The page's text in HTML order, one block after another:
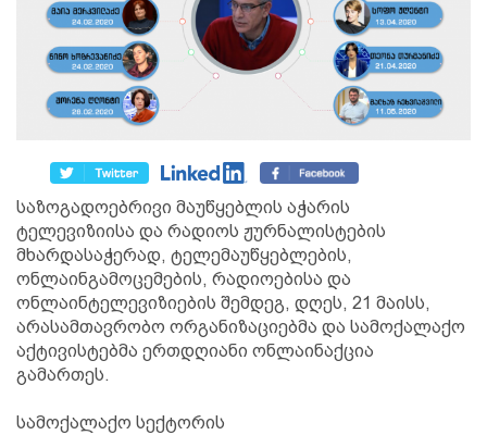
საზოგადოებრივი მაუწყებლის აჭარის
ტელევიზიისა და რადიოს ჟურნალისტების
მხარდასაჭერად, ტელემაუწყებლების,
ონლაინგამოცემების, რადიოებისა და
ონლაინტელევიზიების შემდეგ, დღეს, 21 მაისს,
არასამთავრობო ორგანიზაციებმა და სამოქალაქო
აქტივისტებმა ერთდღიანი ონლაინაქცია
გამართეს.
სამოქალაქო სექტორის